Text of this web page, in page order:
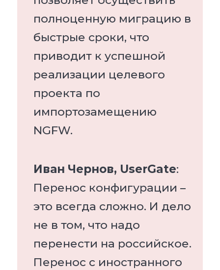
полноценную миграцию в
быстрые сроки, что
приводит к успешной
реализации целевого
проекта по
импортозамещению
NGFW.
Иван Чернов, UserGate:
Перенос конфигурации –
это всегда сложно. И дело
не в том, что надо
перенести на российское.
Перенос с иностранного